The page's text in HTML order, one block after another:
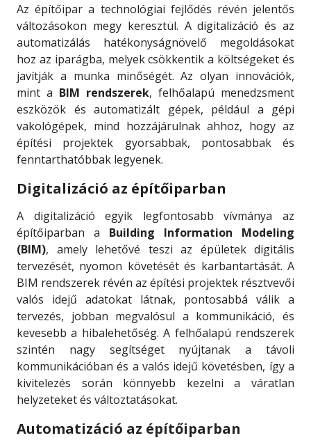
Az építőipar a technológiai fejlődés révén jelentős
változásokon megy keresztül. A digitalizáció és az
automatizálás hatékonyságnövelő megoldásokat
hoz az iparágba, melyek csökkentik a költségeket és
javítják a munka minőségét. Az olyan innovációk,
mint a BIM rendszerek, felhőalapú menedzsment
eszközök és automatizált gépek, például a gépi
vakológépek, mind hozzájárulnak ahhoz, hogy az
építési projektek gyorsabbak, pontosabbak és
fenntarthatóbbak legyenek.
Digitalizáció az építőiparban
A digitalizáció egyik legfontosabb vívmánya az
építőiparban a Building Information Modeling
(BIM), amely lehetővé teszi az épületek digitális
tervezését, nyomon követését és karbantartását. A
BIM rendszerek révén az építési projektek résztvevői
valós idejű adatokat látnak, pontosabbá válik a
tervezés, jobban megvalósul a kommunikáció, és
kevesebb a hibalehetőség. A felhőalapú rendszerek
szintén nagy segítséget nyújtanak a távoli
kommunikációban és a valós idejű követésben, így a
kivitelezés során könnyebb kezelni a váratlan
helyzeteket és változtatásokat.
Automatizáció az építőiparban